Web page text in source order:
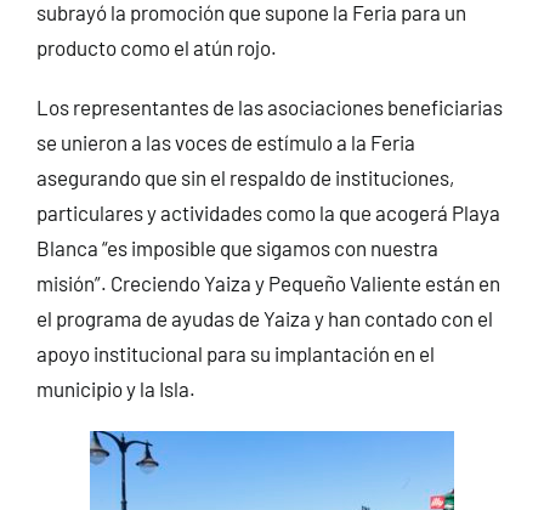
subrayó la promoción que supone la Feria para un
producto como el atún rojo.
Los representantes de las asociaciones beneficiarias
se unieron a las voces de estímulo a la Feria
asegurando que sin el respaldo de instituciones,
particulares y actividades como la que acogerá Playa
Blanca “es imposible que sigamos con nuestra
misión”. Creciendo Yaiza y Pequeño Valiente están en
el programa de ayudas de Yaiza y han contado con el
apoyo institucional para su implantación en el
municipio y la Isla.